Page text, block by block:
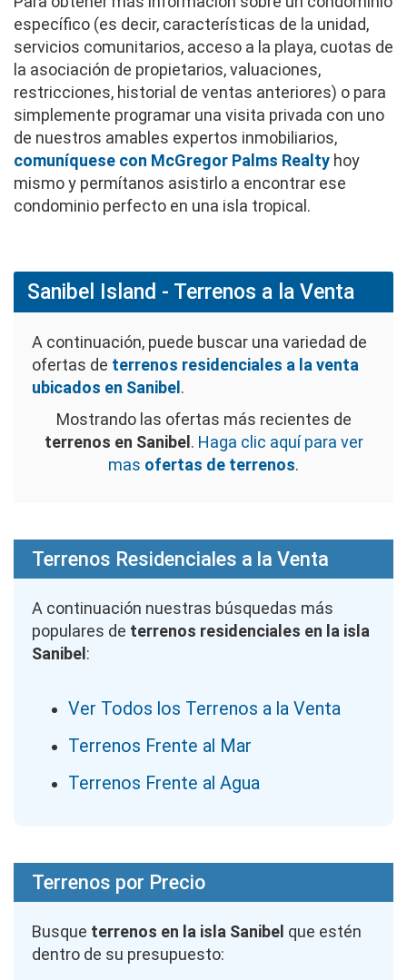
específico (es decir, características de la unidad,
servicios comunitarios, acceso a la playa, cuotas de
la asociación de propietarios, valuaciones,
restricciones, historial de ventas anteriores) o para
simplemente programar una visita privada con uno
de nuestros amables expertos inmobiliarios,
comuníquese con McGregor Palms Realty hoy
mismo y permítanos asistirlo a encontrar ese
condominio perfecto en una isla tropical.
Sanibel Island - Terrenos a la Venta
A continuación, puede buscar una variedad de
ofertas de terrenos residenciales a la venta
ubicados en Sanibel.
Mostrando las ofertas más recientes de
terrenos en Sanibel. Haga clic aquí para ver
mas ofertas de terrenos.
Terrenos Residenciales a la Venta
A continuación nuestras búsquedas más
populares de terrenos residenciales en la isla
Sanibel:
Ver Todos los Terrenos a la Venta
Terrenos Frente al Mar
Terrenos Frente al Agua
Terrenos por Precio
Busque terrenos en la isla Sanibel que estén
dentro de su presupuesto: